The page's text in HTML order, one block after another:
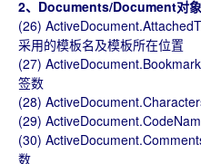
2、Documents/Document对象
(26)
采用的模板名及模板所在位置
(27)
签数
(28)
(29)
(30)
数